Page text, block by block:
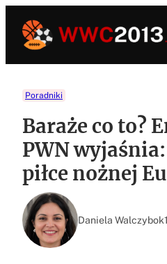
treści
Poradniki
Baraże co to?
PWN
piłce nożnej
Daniela Walczybok